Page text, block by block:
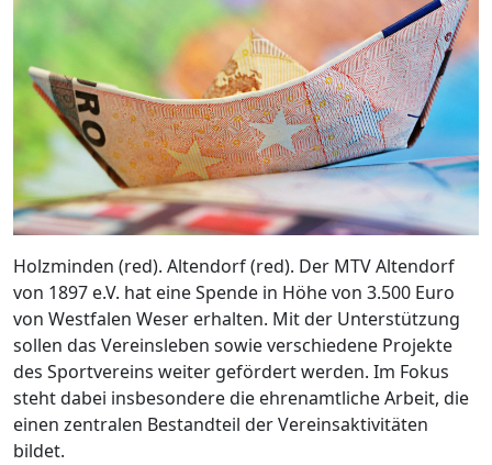
Holzminden (red). Altendorf (red). Der MTV Altendorf
von 1897 e.V. hat eine Spende in Höhe von 3.500 Euro
von Westfalen Weser erhalten. Mit der Unterstützung
sollen das Vereinsleben sowie verschiedene Projekte
des Sportvereins weiter gefördert werden. Im Fokus
steht dabei insbesondere die ehrenamtliche Arbeit, die
einen zentralen Bestandteil der Vereinsaktivitäten
bildet.